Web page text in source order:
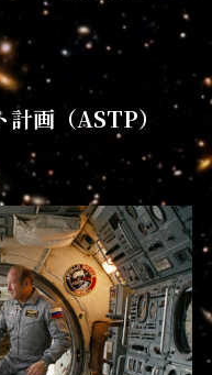
画（ASTP）